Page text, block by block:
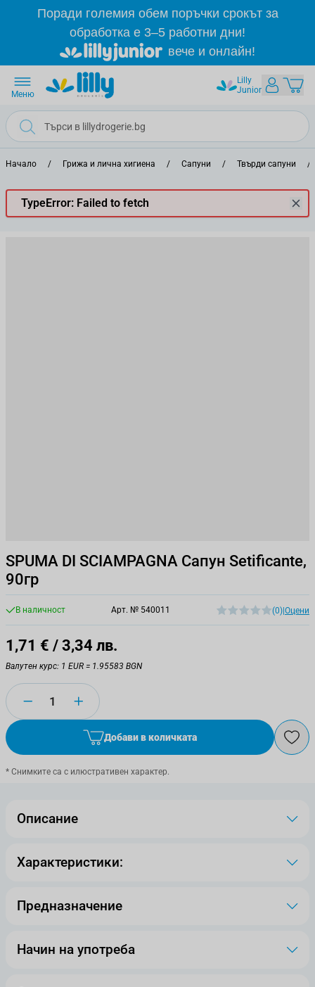
Прескачане към съдържанието
Поради големия обем поръчки срокът за
обработка е 3–5 работни дни!
вече и онлайн!
Lilly
Junior
Меню
Начало / Грижа и лична хигиена / Сапуни / Твърди сапуни /
TypeError: Failed to fetch
SPUMA DI SCIAMPAGNA Сапун Setificante,
90гр
В наличност Арт. № 540011 (0) Оцени
1,71 € / 3,34 лв.
Валутен курс: 1 EUR = 1.95583 BGN
Количество
Добави в количката
* Снимките са с илюстративен характер.
Описание
Характеристики:
Предназначение
Начин на употреба